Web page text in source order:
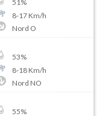
51%
8-17Km/h
Nord O
53%
8-18Km/h
Nord NO
55%